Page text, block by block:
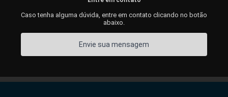
Caso tenha alguma dúvida, entre em contato clicando no botão
abaixo.
Envie sua mensagem